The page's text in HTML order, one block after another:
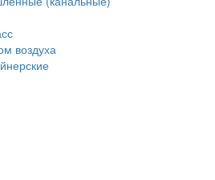
воздуха